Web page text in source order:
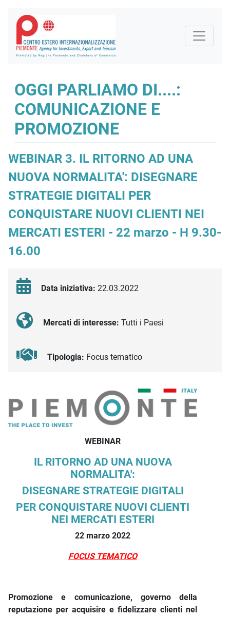
OGGI PARLIAMO DI....:
COMUNICAZIONE E
PROMOZIONE
WEBINAR 3. IL RITORNO AD UNA
NUOVA NORMALITA': DISEGNARE
STRATEGIE DIGITALI PER
CONQUISTARE NUOVI CLIENTI NEI
MERCATI ESTERI - 22 marzo - H 9.30-
16.00
Data iniziativa: 22.03.2022
Mercati di interesse: Tutti i Paesi
Tipologia: Focus tematico
Descrizione iniziativa
WEBINAR
IL RITORNO AD UNA NUOVA
NORMALITA':
DISEGNARE STRATEGIE DIGITALI
PER CONQUISTARE NUOVI CLIENTI
NEI MERCATI ESTERI
22 marzo 2022
FOCUS TEMATICO
Promozione e comunicazione, governo della
reputazione per acquisire e fidelizzare clienti nel